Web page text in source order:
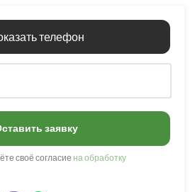
телефон
заявку
своё согласие на обработку